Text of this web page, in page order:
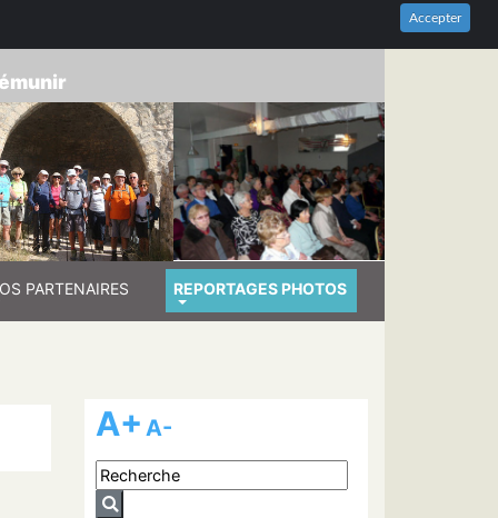
Accepter
DU-RHÔNE
PARTENAIRES REPORTAGES PHOTOS
A+ A-